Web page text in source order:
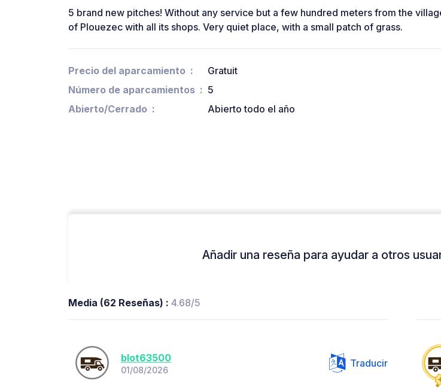
5 brand new pitches! Without any service but a few hundred meters from the
of Plouezec with all its shops. Very quiet place, with a small patch of grass.
Precio del aparcamiento
Gratuit
Número de aparcamientos
5
Abierto/Cerrado
Abierto todo el año
Añadir una reseña para ayudar a otros
Media (62 Reseñas) : 4.68/5
blot63500
01/08/2026
Traducir